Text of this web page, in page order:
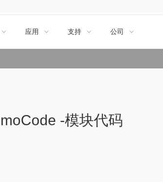
 应用  支持  公司 
-模块代码